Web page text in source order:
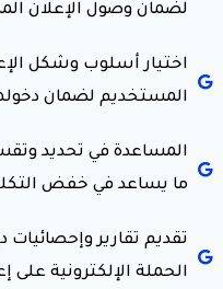
لضمان وصول الإعلان
اختيار أسلوب وشكل
المستخديم لضمان
المساعدة في تحديد
ما يساعد في خفض
تقديم تقارير
الحملة الإلكترونية على